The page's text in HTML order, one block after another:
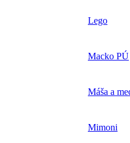
Lego
Macko PÚ
Máša a
Mimoni